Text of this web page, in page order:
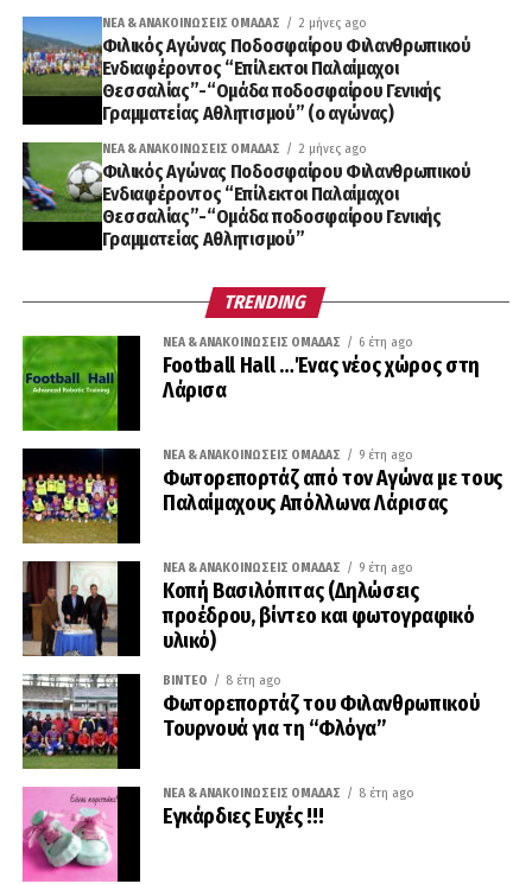
ΝΈΑ & ΑΝΑΚΟΙΝΏΣΕΙΣ ΟΜΆΔΑΣ 2 μήνες ago
Φιλικός Αγώνας Ποδοσφαίρου Φιλανθρωπικού
Ενδιαφέροντος “Επίλεκτοι Παλαίμαχοι
Θεσσαλίας”-“Ομάδα ποδοσφαίρου Γενικής
Γραμματείας Αθλητισμού” (ο αγώνας)
ΝΈΑ & ΑΝΑΚΟΙΝΏΣΕΙΣ ΟΜΆΔΑΣ 2 μήνες ago
Φιλικός Αγώνας Ποδοσφαίρου Φιλανθρωπικού
Ενδιαφέροντος “Επίλεκτοι Παλαίμαχοι
Θεσσαλίας”-“Ομάδα ποδοσφαίρου Γενικής
Γραμματείας Αθλητισμού”
TRENDING
ΝΈΑ & ΑΝΑΚΟΙΝΏΣΕΙΣ ΟΜΆΔΑΣ 6 έτη ago
Football Hall …Ένας νέος χώρος στη
Λάρισα
ΝΈΑ & ΑΝΑΚΟΙΝΏΣΕΙΣ ΟΜΆΔΑΣ 9 έτη ago
Φωτορεπορτάζ από τον Αγώνα με τους
Παλαίμαχους Απόλλωνα Λάρισας
ΝΈΑ & ΑΝΑΚΟΙΝΏΣΕΙΣ ΟΜΆΔΑΣ 9 έτη ago
Κοπή Βασιλόπιτας (Δηλώσεις
προέδρου, βίντεο και φωτογραφικό
υλικό)
ΒΊΝΤΕΟ 8 έτη ago
Φωτορεπορτάζ του Φιλανθρωπικού
Τουρνουά για τη “Φλόγα”
ΝΈΑ & ΑΝΑΚΟΙΝΏΣΕΙΣ ΟΜΆΔΑΣ 8 έτη ago
Εγκάρδιες Ευχές !!!